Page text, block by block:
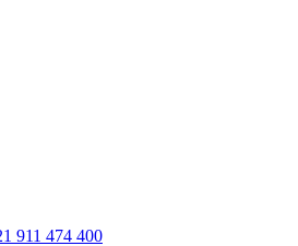
911 474 400